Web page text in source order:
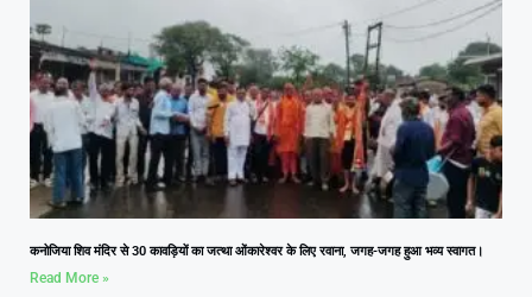
कनोजिया शिव मंदिर से 30 कावड़ियों का जत्था ओंकारेश्वर के लिए रवाना, जगह-जगह हुआ भव्य स्वागत।
Read More »